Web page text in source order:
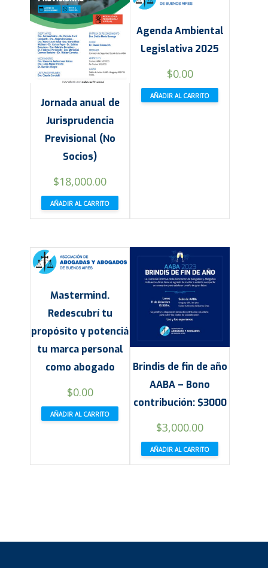
Jornada anual de
Jurisprudencia
Previsional (No
Socios)
$18,000.00
AÑADIR AL CARRITO
Agenda Ambiental
Legislativa 2025
$0.00
AÑADIR AL CARRITO
Mastermind.
Redescubrí tu
propósito y potenciá
tu marca personal
como abogado
$0.00
AÑADIR AL CARRITO
Brindis de fin de año
AABA – Bono
contribución: $3000
$3,000.00
AÑADIR AL CARRITO